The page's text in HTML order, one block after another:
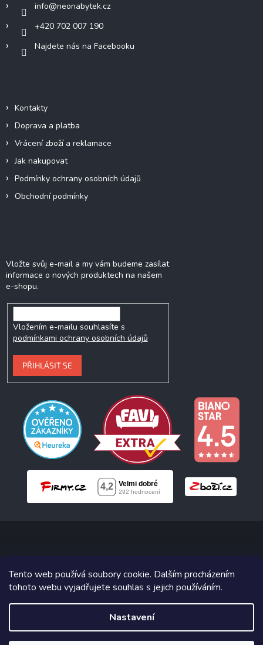
Tento web používá soubory cookie. Dalším procházením
tohoto webu vyjadřujete souhlas s jejich používáním.
Nastavení
info@neonabytek.cz
+420 702 007 190
Najdete nás na Facebooku
Kontakty
Doprava a platba
Vrácení zboží a reklamace
Jak nakupovat
Podmínky ochrany osobních údajů
Obchodní podmínky
Vložte svůj e-mail a my vám budeme zasílat
informace o nových produktech na našem
e-shopu.
Vložením e-mailu souhlasíte s
podmínkami ochrany osobních údajů
PŘIHLÁSIT SE
Copyright 2026 Neonabytek.cz
. Všechna práva vyhrazena.
Grafický návrh vytvořil a na Shoptet implementoval Tomáš Hlad
Shoptetak.cz.